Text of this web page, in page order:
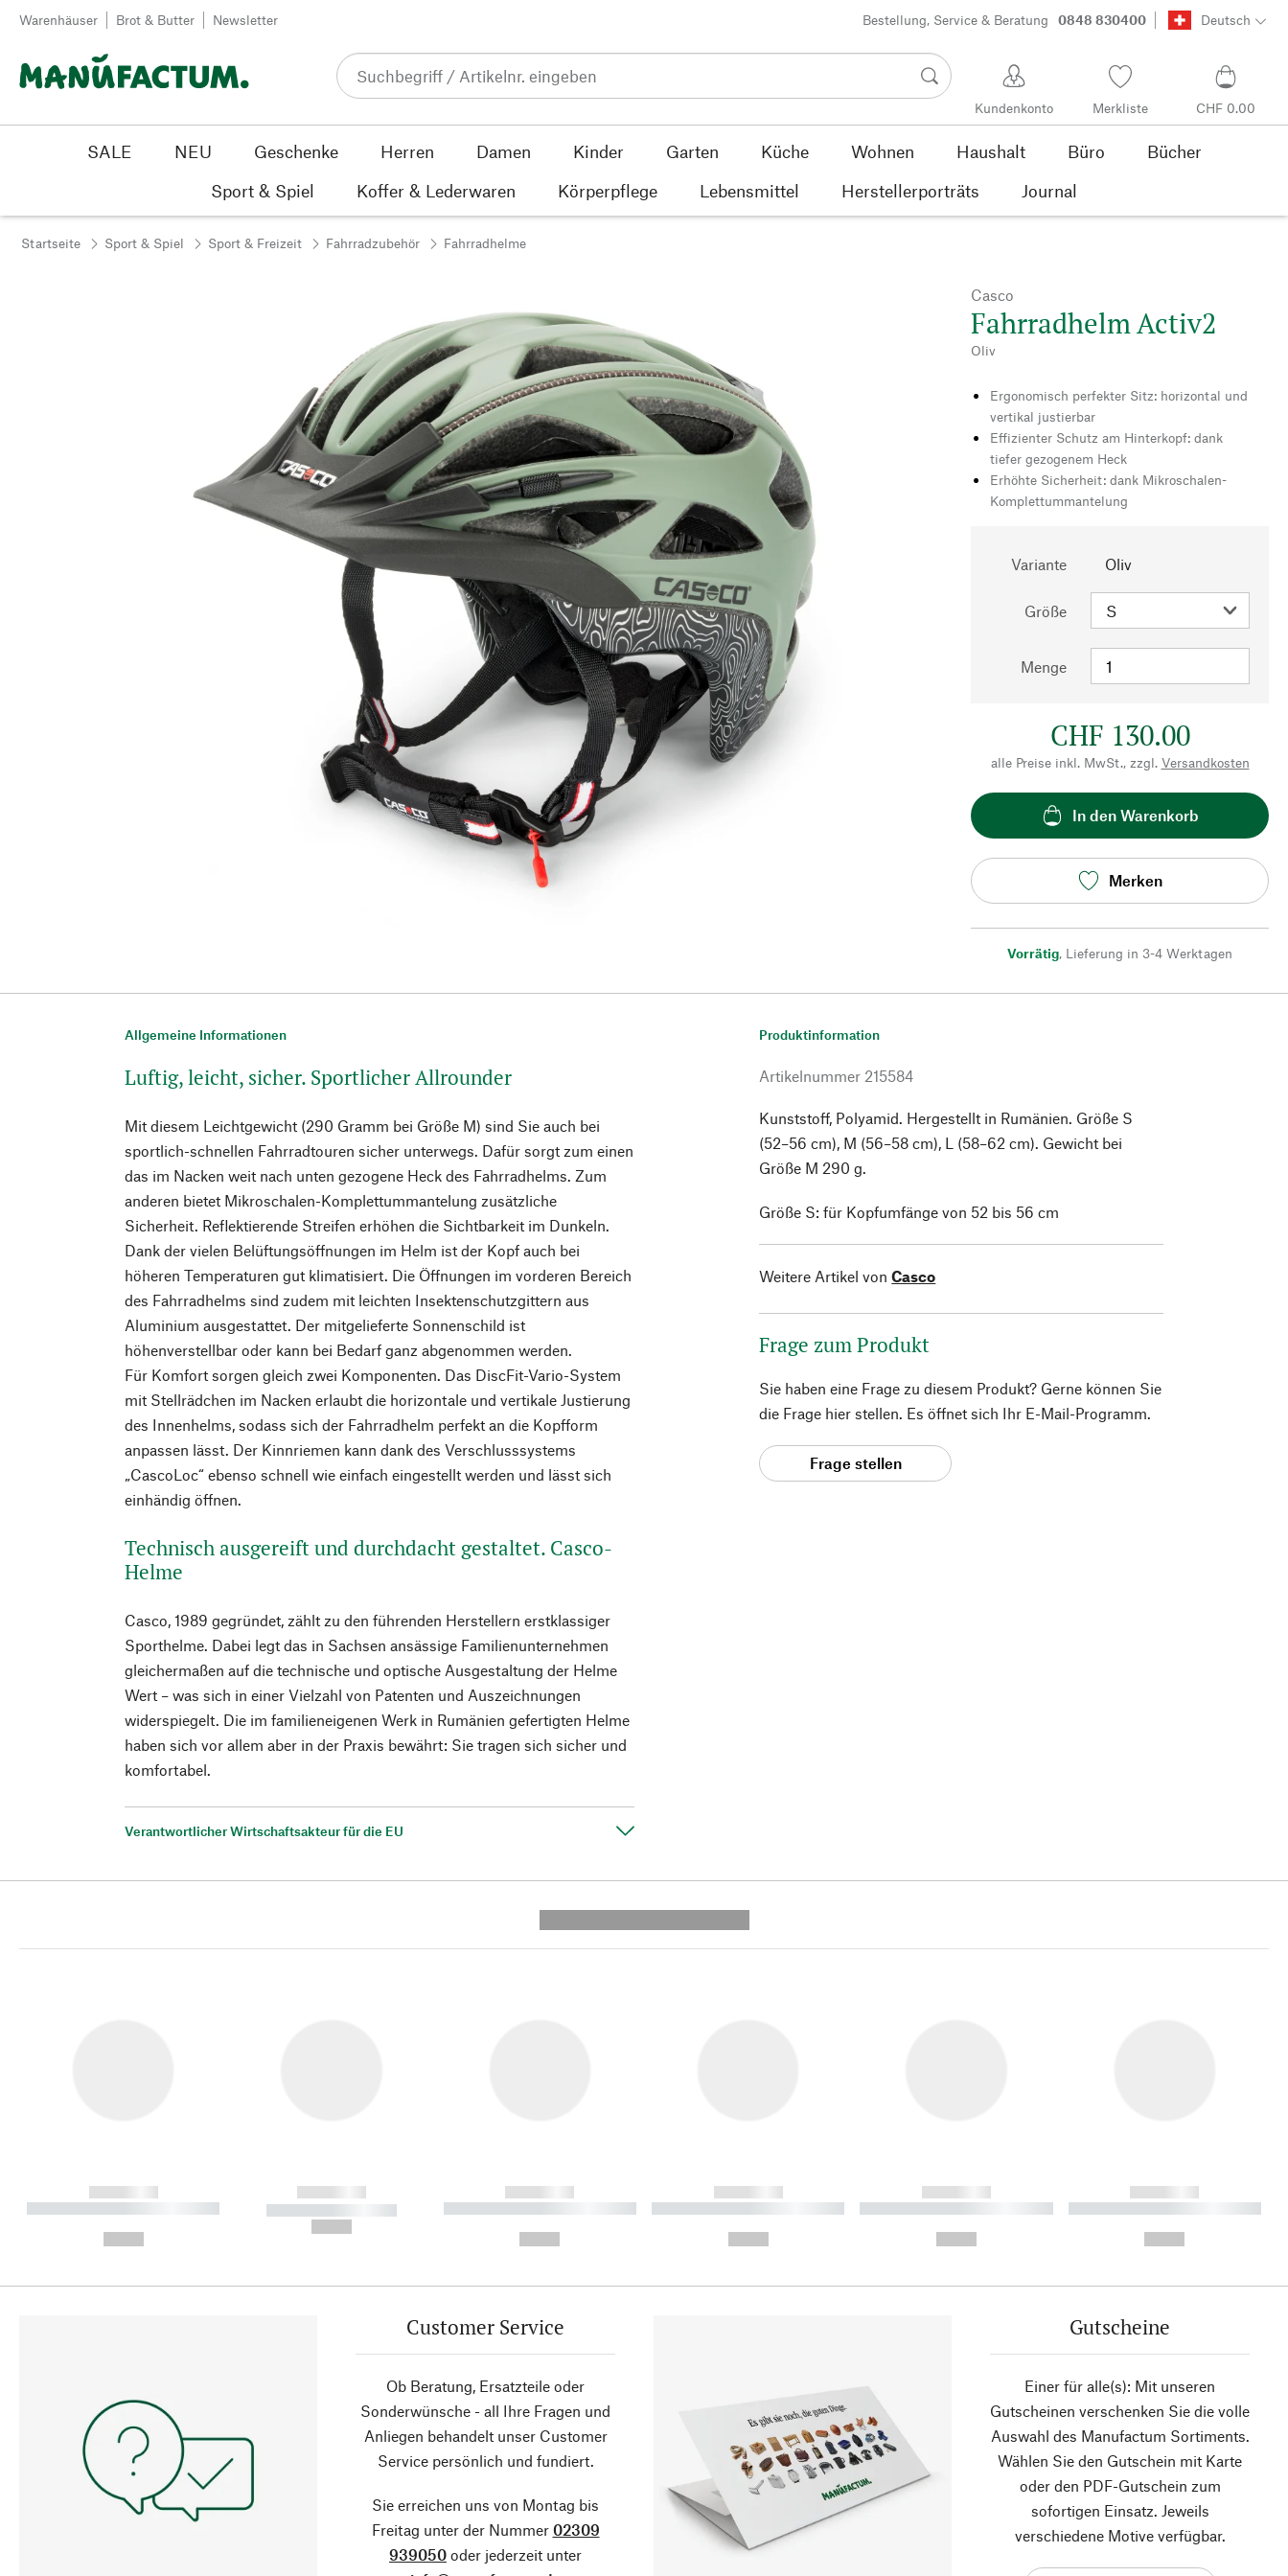
Zum Inhalt springen
Warenhäuser Brot & Butter Newsletter Bestellung, Service & Beratung 0848 830400 Deutsch
Kundenkonto Merkliste CHF 0.00
SALE NEU Geschenke Herren Damen Kinder Garten Küche Wohnen Haushalt Büro
Bücher
Sport & Spiel
Koffer & Lederwaren Körperpflege Lebensmittel Herstellerporträts Journal
Startseite Sport & Spiel Sport & Freizeit Fahrradzubehör Fahrradhelme
Casco
Fahrradhelm Activ2
Oliv
Ergonomisch perfekter Sitz: horizontal und
vertikal justierbar
Effizienter Schutz am Hinterkopf: dank
tiefer gezogenem Heck
Erhöhte Sicherheit: dank Mikroschalen-
Komplettummantelung
Variante Oliv
Größe
Menge
CHF 130.00
alle Preise inkl. MwSt., zzgl. Versandkosten
In den Warenkorb
Merken
Vorrätig, Lieferung in 3-4 Werktagen
Allgemeine Informationen
Luftig, leicht, sicher. Sportlicher Allrounder
Mit diesem Leichtgewicht (290 Gramm bei Größe M) sind Sie auch bei
sportlich-schnellen Fahrradtouren sicher unterwegs. Dafür sorgt zum einen
das im Nacken weit nach unten gezogene Heck des Fahrradhelms. Zum
anderen bietet Mikroschalen-Komplettummantelung zusätzliche
Sicherheit. Reflektierende Streifen erhöhen die Sichtbarkeit im Dunkeln.
Dank der vielen Belüftungsöffnungen im Helm ist der Kopf auch bei
höheren Temperaturen gut klimatisiert. Die Öffnungen im vorderen Bereich
des Fahrradhelms sind zudem mit leichten Insektenschutzgittern aus
Aluminium ausgestattet. Der mitgelieferte Sonnenschild ist
höhenverstellbar oder kann bei Bedarf ganz abgenommen werden.
Für Komfort sorgen gleich zwei Komponenten. Das DiscFit-Vario-System
mit Stellrädchen im Nacken erlaubt die horizontale und vertikale Justierung
des Innenhelms, sodass sich der Fahrradhelm perfekt an die Kopfform
anpassen lässt. Der Kinnriemen kann dank des Verschlusssystems
„CascoLoc“ ebenso schnell wie einfach eingestellt werden und lässt sich
einhändig öffnen.
Technisch ausgereift und durchdacht gestaltet. Casco-
Helme
Casco, 1989 gegründet, zählt zu den führenden Herstellern erstklassiger
Sporthelme. Dabei legt das in Sachsen ansässige Familienunternehmen
gleichermaßen auf die technische und optische Ausgestaltung der Helme
Wert – was sich in einer Vielzahl von Patenten und Auszeichnungen
widerspiegelt. Die im familieneigenen Werk in Rumänien gefertigten Helme
haben sich vor allem aber in der Praxis bewährt: Sie tragen sich sicher und
komfortabel.
Verantwortlicher Wirtschaftsakteur für die EU
Produktinformation
Artikelnummer 215584
Kunststoff, Polyamid. Hergestellt in Rumänien. Größe S
(52–56 cm), M (56–58 cm), L (58–62 cm). Gewicht bei
Größe M 290 g.
Größe S: für Kopfumfänge von 52 bis 56 cm
Weitere Artikel von Casco
Frage zum Produkt
Sie haben eine Frage zu diesem Produkt? Gerne können Sie
die Frage hier stellen. Es öffnet sich Ihr E-Mail-Programm.
Frage stellen
------------
----------- ----------- ----------
------------
----------- -----------
------------
----------- ----------- ----------
------------
----------- ----------- ----------
------------
----------- ----------- ----------
------------
----------- ----------- ----------
Customer Service
Ob Beratung, Ersatzteile oder
Sonderwünsche - all Ihre Fragen und
Anliegen behandelt unser Customer
Service persönlich und fundiert.
Sie erreichen uns von Montag bis
Freitag unter der Nummer 02309
939050 oder jederzeit unter
Gutscheine
Einer für alle(s): Mit unseren
Gutscheinen verschenken Sie die volle
Auswahl des Manufactum Sortiments.
Wählen Sie den Gutschein mit Karte
oder den PDF-Gutschein zum
sofortigen Einsatz. Jeweils
verschiedene Motive verfügbar.